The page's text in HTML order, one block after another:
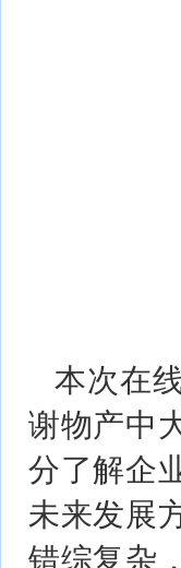
本次在
谢物产中
分了解企
未来发展
错综复杂